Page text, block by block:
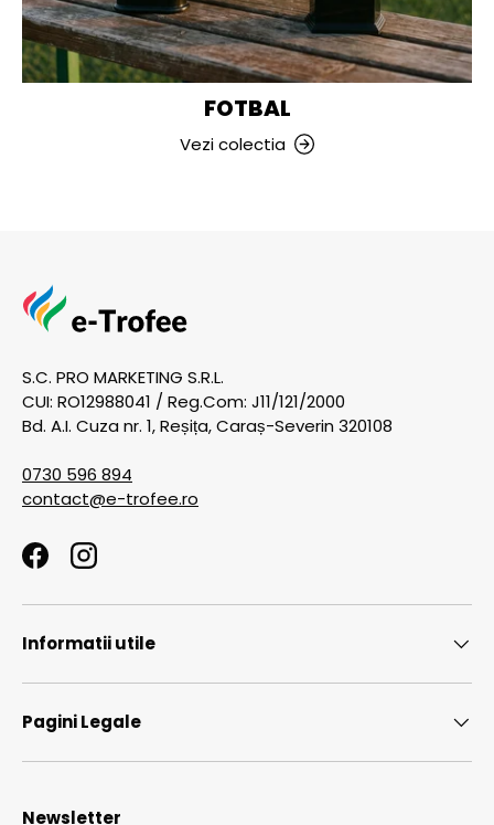
FOTBAL
Vezi colectia
S.C. PRO MARKETING S.R.L.
CUI: RO12988041 / Reg.Com: J11/121/2000
Bd. A.I. Cuza nr. 1, Reșița, Caraș-Severin 320108
0730 596 894
contact@e-trofee.ro
FacebookInstagram
Informatii utile
Pagini Legale
Newsletter